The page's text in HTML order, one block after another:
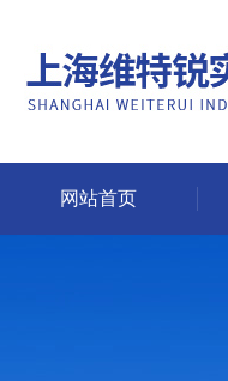
网站首页